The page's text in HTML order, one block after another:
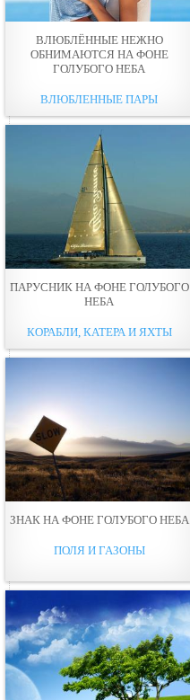
ВЛЮБЛЁННЫЕ НЕЖНО
ОБНИМАЮТСЯ НА ФОНЕ
ГОЛУБОГО НЕБА
ВЛЮБЛЕННЫЕ ПАРЫ
ПАРУСНИК НА ФОНЕ ГОЛУБОГО
НЕБА
КОРАБЛИ, КАТЕРА И ЯХТЫ
ЗНАК НА ФОНЕ ГОЛУБОГО НЕБА
ПОЛЯ И ГАЗОНЫ